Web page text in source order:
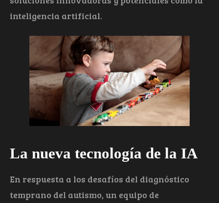
inteligencia artificial.
La nueva tecnología de la IA
En respuesta a los desafíos del diagnóstico
temprano del autismo, un equipo de